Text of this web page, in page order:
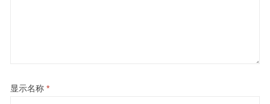
显示名称 *